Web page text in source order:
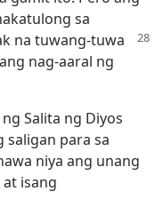
sa
na tuwang-tuwa
nag-aaral ng
Salita ng Diyos
saligan para sa
niya ang unang
isang